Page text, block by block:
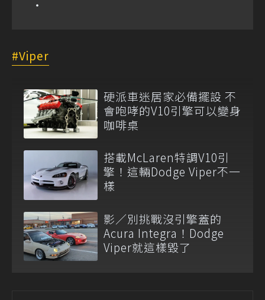
Viper
硬派車迷居家必備擺設 不
會咆哮的V10引擎可以變身
咖啡桌
搭載McLaren特調V10引
擎！這輛Dodge Viper不一
樣
影／別挑戰沒引擎蓋的
Acura Integra！Dodge
Viper就這樣毀了